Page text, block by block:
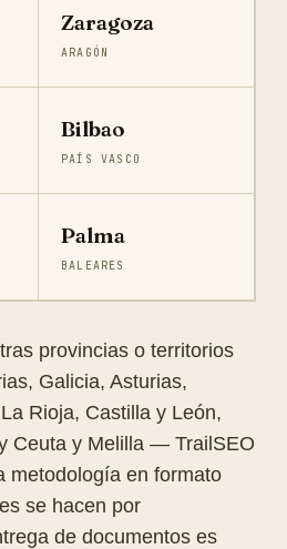
Zaragoza
ARAGÓN
Bilbao
PAÍS VASCO
Palma
BALEARES
provincias o territorios
Galicia, Asturias,
Rioja, Castilla y León,
Ceuta y Melilla — TrailSEO
metodología en formato
se hacen por
de documentos es